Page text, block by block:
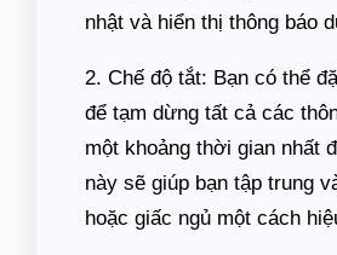
nhật và hiển thị thông báo
2. Chế độ tắt: Bạn có thể
để tạm dừng tất cả các
một khoảng thời gian nhất
này sẽ giúp bạn tập trung
hoặc giấc ngủ một cách